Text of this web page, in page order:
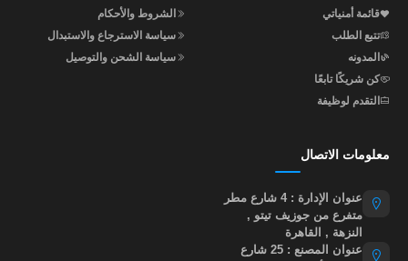
قائمة أمنياتي
تتبع الطلب
المدونه
كن شريكًا تابعًا
التقدم لوظيفة
الشروط والأحكام
سياسة الاسترجاع والاستبدال
سياسة الشحن والتوصيل
معلومات الاتصال
عنوان الإدارة : 4 شارع مطر
متفرع من جوزيف تيتو ,
النزهة , القاهرة
عنوان المصنع : 25 شارع